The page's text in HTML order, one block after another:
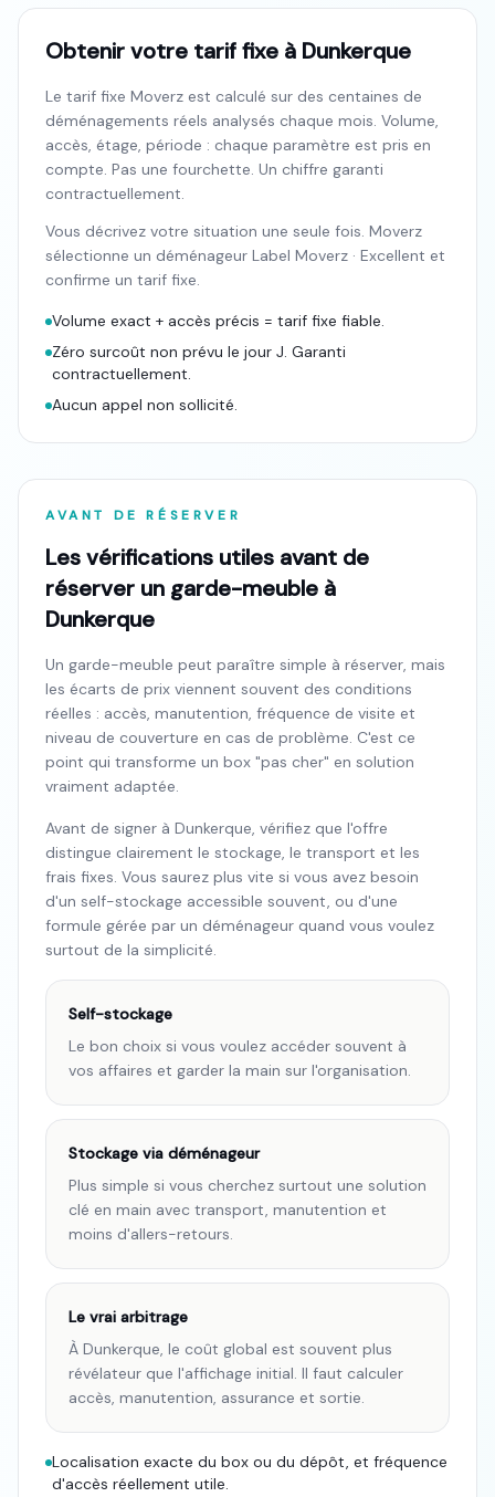
Obtenir votre tarif fixe à Dunkerque
Le tarif fixe Moverz est calculé sur des centaines de
déménagements réels analysés chaque mois. Volume,
accès, étage, période : chaque paramètre est pris en
compte. Pas une fourchette. Un chiffre garanti
contractuellement.
Vous décrivez votre situation une seule fois. Moverz
sélectionne un déménageur Label Moverz · Excellent et
confirme un tarif fixe.
Volume exact + accès précis = tarif fixe fiable.
Zéro surcoût non prévu le jour J. Garanti
contractuellement.
Aucun appel non sollicité.
AVANT DE RÉSERVER
Les vérifications utiles avant de
réserver un garde-meuble à
Dunkerque
Un garde-meuble peut paraître simple à réserver, mais
les écarts de prix viennent souvent des conditions
réelles : accès, manutention, fréquence de visite et
niveau de couverture en cas de problème. C'est ce
point qui transforme un box "pas cher" en solution
vraiment adaptée.
Avant de signer à Dunkerque, vérifiez que l'offre
distingue clairement le stockage, le transport et les
frais fixes. Vous saurez plus vite si vous avez besoin
d'un self-stockage accessible souvent, ou d'une
formule gérée par un déménageur quand vous voulez
surtout de la simplicité.
Self-stockage
Le bon choix si vous voulez accéder souvent à
vos affaires et garder la main sur l'organisation.
Stockage via déménageur
Plus simple si vous cherchez surtout une solution
clé en main avec transport, manutention et
moins d'allers-retours.
Le vrai arbitrage
À Dunkerque, le coût global est souvent plus
révélateur que l'affichage initial. Il faut calculer
accès, manutention, assurance et sortie.
Localisation exacte du box ou du dépôt, et fréquence
d'accès réellement utile.